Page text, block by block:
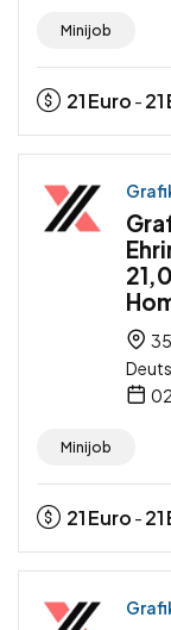
Minijob
21Euro - 21
Minijob
21Euro - 21